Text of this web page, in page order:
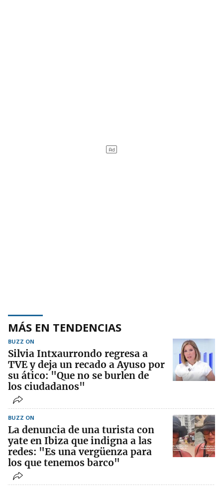
MÁS EN TENDENCIAS
BUZZ ON
Silvia Intxaurrondo regresa a
TVE y deja un recado a Ayuso por
su ático: "Que no se burlen de
los ciudadanos"
BUZZ ON
La denuncia de una turista con
yate en Ibiza que indigna a las
redes: "Es una vergüenza para
los que tenemos barco"